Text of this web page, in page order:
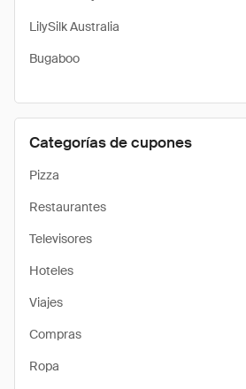
LilySilk Australia
Bugaboo
Categorías de cupones
Pizza
Restaurantes
Televisores
Hoteles
Viajes
Compras
Ropa